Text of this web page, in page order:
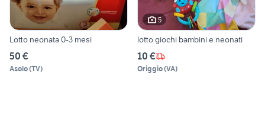
Lotto neonata 0-3 mesi
50 €
Asolo(TV)
5
lotto giochi bambini e neonati
10 €
Origgio(VA)